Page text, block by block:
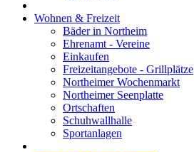
Wohnen & Freizeit
Bäder in Northeim
Ehrenamt - Vereine
Einkaufen
Freizeitangebote - Grillplätze
Northeimer Wochenmarkt
Northeimer Seenplatte
Ortschaften
Schuhwallhalle
Sportanlagen